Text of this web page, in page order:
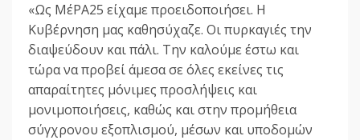
«Ως ΜέΡΑ25 είχαμε προειδοποιήσει. Η
Κυβέρνηση μας καθησύχαζε. Οι πυρκαγιές την
διαψεύδουν και πάλι. Την καλούμε έστω και
τώρα να προβεί άμεσα σε όλες εκείνες τις
απαραίτητες μόνιμες προσλήψεις και
μονιμοποιήσεις, καθώς και στην προμήθεια
σύγχρονου εξοπλισμού, μέσων και υποδομών